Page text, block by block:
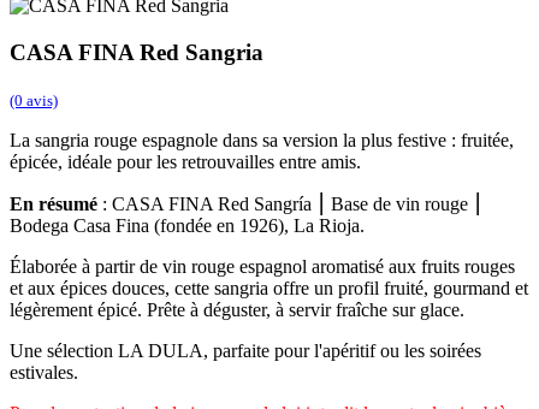
CASA FINA Red Sangria
(0 avis)
La sangria rouge espagnole dans sa version la plus festive : fruitée,
épicée, idéale pour les retrouvailles entre amis.
En résumé : CASA FINA Red Sangría ⎮ Base de vin rouge ⎮
Bodega Casa Fina (fondée en 1926), La Rioja.
Élaborée à partir de vin rouge espagnol aromatisé aux fruits rouges
et aux épices douces, cette sangria offre un profil fruité, gourmand et
légèrement épicé. Prête à déguster, à servir fraîche sur glace.
Une sélection LA DULA, parfaite pour l'apéritif ou les soirées
estivales.